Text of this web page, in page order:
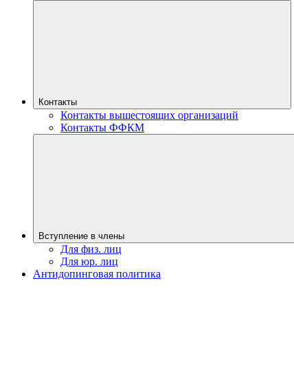
Контакты
Контакты вышестоящих организаций
Контакты ФФКМ
Вступление в члены
Для физ. лиц
Для юр. лиц
Антидопинговая политика